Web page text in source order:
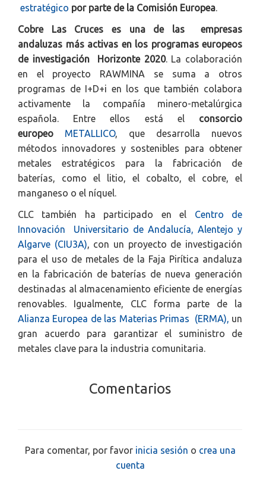
estratégico por parte de la Comisión Europea.
Cobre Las Cruces es una de las empresas
andaluzas más activas en los programas europeos
de investigación Horizonte 2020. La colaboración
en el proyecto RAWMINA se suma a otros
programas de I+D+i en los que también colabora
activamente la compañía minero-metalúrgica
española. Entre ellos está el consorcio
europeo METALLICO, que desarrolla nuevos
métodos innovadores y sostenibles para obtener
metales estratégicos para la fabricación de
baterías, como el litio, el cobalto, el cobre, el
manganeso o el níquel.
CLC también ha participado en el Centro de
Innovación Universitario de Andalucía, Alentejo y
Algarve (CIU3A), con un proyecto de investigación
para el uso de metales de la Faja Pirítica andaluza
en la fabricación de baterías de nueva generación
destinadas al almacenamiento eficiente de energías
renovables. Igualmente, CLC forma parte de la
Alianza Europea de las Materias Primas (ERMA), un
gran acuerdo para garantizar el suministro de
metales clave para la industria comunitaria.
Comentarios
Para comentar, por favor inicia sesión o crea una
cuenta